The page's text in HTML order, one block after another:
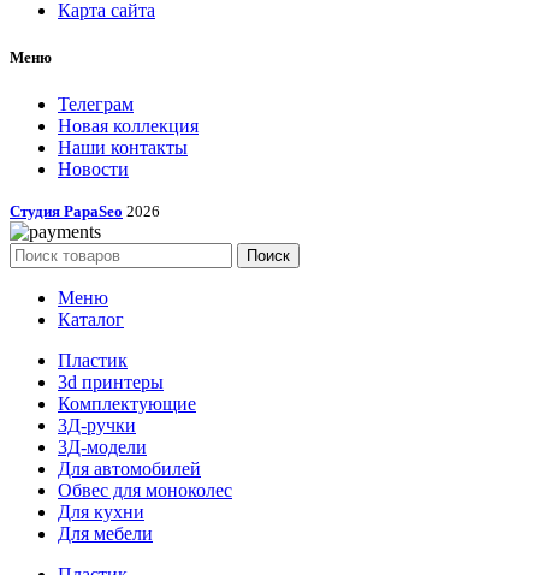
Карта сайта
Меню
Телеграм
Новая коллекция
Наши контакты
Новости
Студия PapaSeo 2026
Поиск
Меню
Каталог
Пластик
3d принтеры
Комплектующие
3Д-ручки
3Д-модели
Для автомобилей
Обвес для моноколес
Для кухни
Для мебели